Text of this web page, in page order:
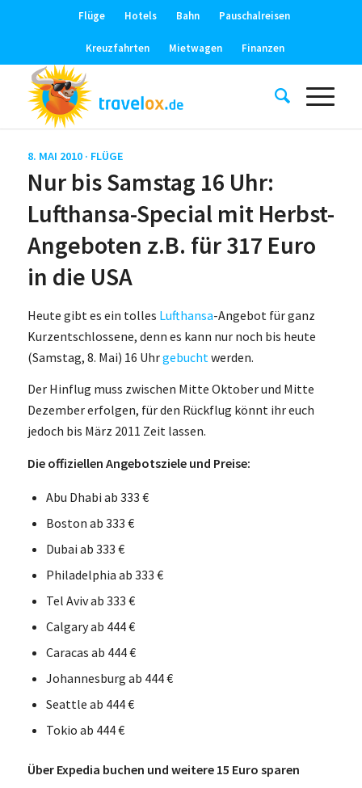
Flüge Hotels Bahn Pauschalreisen
Kreuzfahrten Mietwagen Finanzen
8. MAI 2010 · FLÜGE
Nur bis Samstag 16 Uhr:
Lufthansa-Special mit Herbst-
Angeboten z.B. für 317 Euro
in die USA
Heute gibt es ein tolles Lufthansa-Angebot für ganz
Kurzentschlossene, denn es kann nur noch bis heute
(Samstag, 8. Mai) 16 Uhrgebucht werden.
Der Hinflug muss zwischen Mitte Oktober und Mitte
Dezember erfolgen, für den Rückflug könnt ihr euch
jedoch bis März 2011 Zeit lassen.
Die offiziellen Angebotsziele und Preise:
Abu Dhabi ab 333 €
Boston ab 333 €
Dubai ab 333 €
Philadelphia ab 333 €
Tel Aviv ab 333 €
Calgary ab 444 €
Caracas ab 444 €
Johannesburg ab 444 €
Seattle ab 444 €
Tokio ab 444 €
Über Expedia buchen und weitere 15 Euro sparen